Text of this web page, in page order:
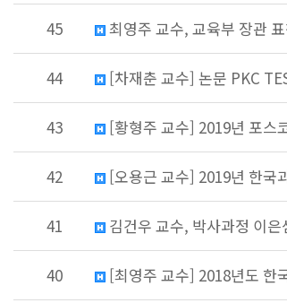
45 최영주 교수, 교육부 장관
44 [차재춘 교수] 논문 PKC
43 [황형주 교수] 2019년 포스
42 [오용근 교수] 2019년 한국
41 김건우 교수, 박사과정 이
40 [최영주 교수] 2018년도 한